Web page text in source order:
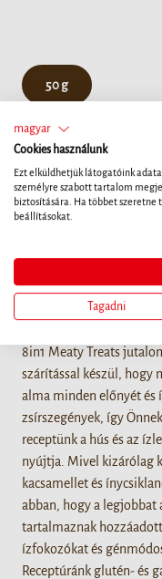
50 g
Részletek
Amikor bundás
jutalmazni jó
8in1 Meaty Treats
szárítással készül, hogy
alma minden előnyét és
zsírszegények, így
receptünk a hús és az
nyújtja. Mivel kizárólag
kacsamellet és
abban, hogy a legjobbat
tartalmaznak
ízfokozókat és
Receptúránk glutén- és
magyar
Cookies használunk
Ezt elküldhetjük látogatóink
személyre szabott tartalom
biztosítására. Ha többet szeretne
beállításokat.
Tagadni